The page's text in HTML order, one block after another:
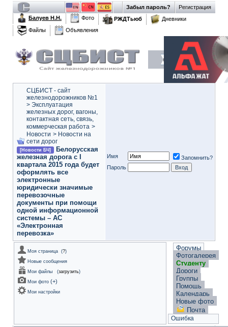
Регистрация
Забыл пароль?
Балуев Н.Н.
Фото РЖДТьюб
Дневники
Файлы
Объявления
СЦБИСТ - сайт
железнодорожников №1
> Эксплуатация
железных дорог, вагоны,
контактная сеть, связь,
коммерческая работа >
Новости > Новости на
сети дорог
[Новости БЧ]
Белорусская
железная дорога с I
квартала 2015 года будет
оформлять все
электронные
юридически значимые
перевозочные
документы при помощи
одной информационной
системы – АС
«Электронная
перевозка»
Имя
Запомнить?
Пароль
Моя страница (?)
Новые сообщения
Мои файлы
(загрузить)
Мои фото (+)
Мои настройки
Форумы
Фотогалерея
Студенту
Дороги
Группы
Помощь
Календарь
Новые фото
Почта
Ошибка